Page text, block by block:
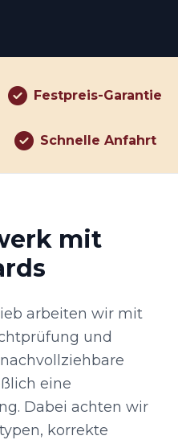
Festpreis-Garantie
Schnelle Anfahrt
mit
arbeiten wir mit
und
eine
Dabei achten wir
korrekte